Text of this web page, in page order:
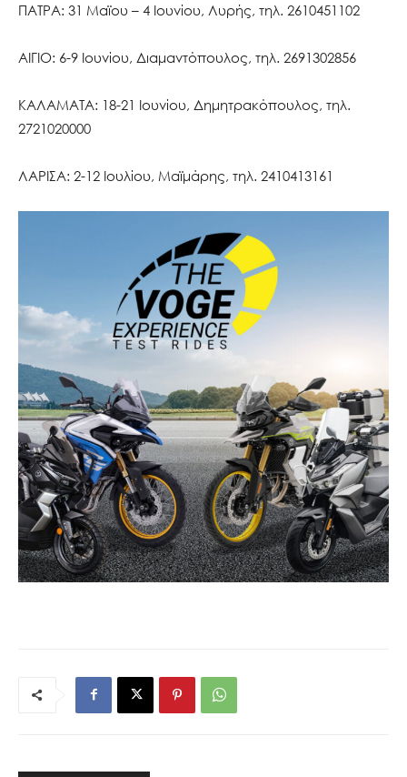
ΠΑΤΡΑ: 31 Μαϊου – 4 Ιουνίου, Λυρής, τηλ. 2610451102
ΑΙΓΙΟ: 6-9 Ιουνίου, Διαμαντόπουλος, τηλ. 2691302856
ΚΑΛΑΜΑΤΑ: 18-21 Ιουνίου, Δημητρακόπουλος, τηλ.
2721020000
ΛΑΡΙΣΑ: 2-12 Ιουλίου, Μαϊμάρης, τηλ. 2410413161